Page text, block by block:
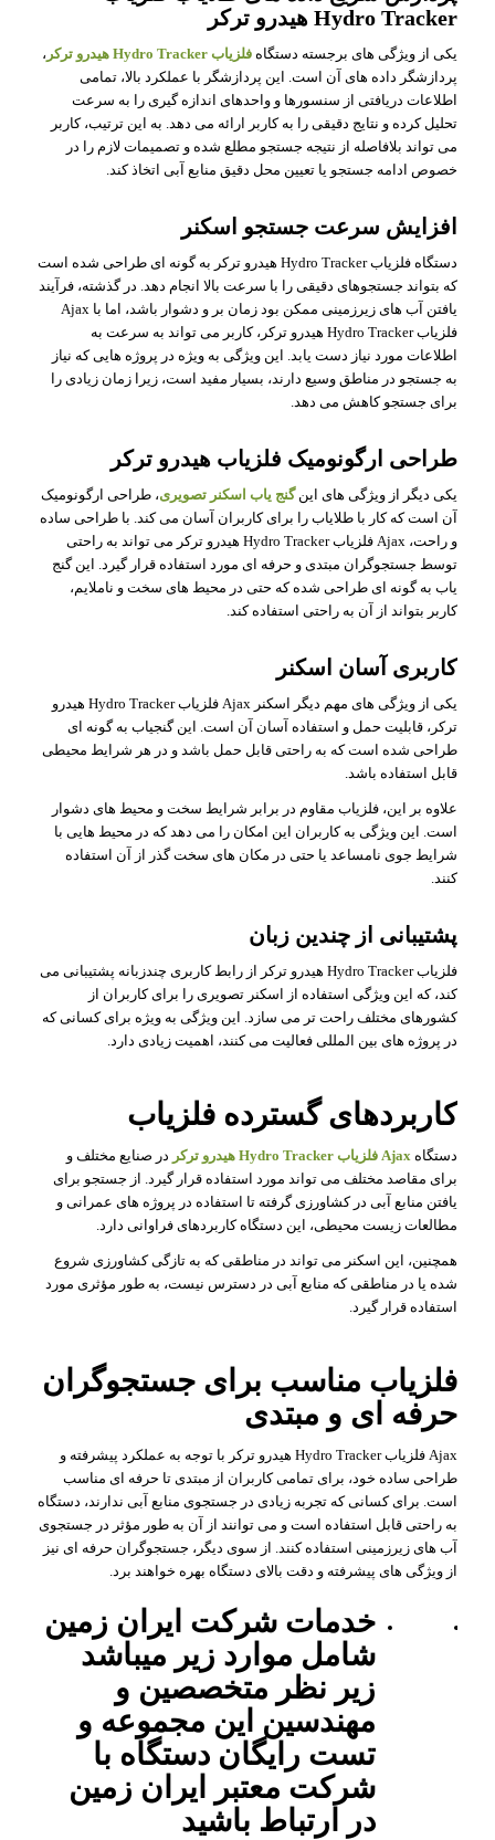
Hydro Tracker هیدرو ترکر
یکی از ویژگی های برجسته دستگاه فلزیاب Hydro Tracker هیدرو ترکر
،
پردازشگر داده های آن است. این پردازشگر با عملکرد بالا، تمامی
اطلاعات دریافتی از سنسورها و واحدهای اندازه گیری را به سرعت
تحلیل کرده و نتایج دقیقی را به کاربر ارائه می دهد. به این ترتیب، کاربر
می تواند بلافاصله از نتیجه جستجو مطلع شده و تصمیمات لازم را در
خصوص ادامه جستجو یا تعیین محل دقیق منابع آبی اتخاذ کند.
افزایش سرعت جستجو اسکنر
دستگاه فلزیاب Hydro Tracker هیدرو ترکر به گونه ای طراحی شده است
که بتواند جستجوهای دقیقی را با سرعت بالا انجام دهد. در گذشته، فرآیند
یافتن آب های زیرزمینی ممکن بود زمان بر و دشوار باشد، اما با Ajax
فلزیاب Hydro Tracker هیدرو ترکر، کاربر می تواند به سرعت به
اطلاعات مورد نیاز دست یابد. این ویژگی به ویژه در پروژه هایی که نیاز
به جستجو در مناطق وسیع دارند، بسیار مفید است، زیرا زمان زیادی را
برای جستجو کاهش می دهد.
طراحی ارگونومیک فلزیاب هیدرو ترکر
یکی دیگر از ویژگی های اینگنج یاب اسکنر تصویری، طراحی ارگونومیک
آن است که کار با طلایاب را برای کاربران آسان می کند. با طراحی ساده
و راحت، Ajax فلزیاب Hydro Tracker هیدرو ترکر می تواند به راحتی
توسط جستجوگران مبتدی و حرفه ای مورد استفاده قرار گیرد. این گنج
یاب به گونه ای طراحی شده که حتی در محیط های سخت و ناملایم،
کاربر بتواند از آن به راحتی استفاده کند.
کاربری آسان اسکنر
یکی از ویژگی های مهم دیگر اسکنر Ajax فلزیاب Hydro Tracker هیدرو
ترکر، قابلیت حمل و استفاده آسان آن است. این گنجیاب به گونه ای
طراحی شده است که به راحتی قابل حمل باشد و در هر شرایط محیطی
قابل استفاده باشد.
علاوه بر این، فلزیاب مقاوم در برابر شرایط سخت و محیط های دشوار
است. این ویژگی به کاربران این امکان را می دهد که در محیط هایی با
شرایط جوی نامساعد یا حتی در مکان های سخت گذر از آن استفاده
کنند.
پشتیبانی از چندین زبان
فلزیاب Hydro Tracker هیدرو ترکر از رابط کاربری چندزبانه پشتیبانی می
کند، که این ویژگی استفاده از اسکنر تصویری را برای کاربران از
کشورهای مختلف راحت تر می سازد. این ویژگی به ویژه برای کسانی که
در پروژه های بین المللی فعالیت می کنند، اهمیت زیادی دارد.
کاربردهای گسترده فلزیاب
دستگاه Ajax فلزیاب Hydro Tracker هیدرو ترکر
در صنایع مختلف و
برای مقاصد مختلف می تواند مورد استفاده قرار گیرد. از جستجو برای
یافتن منابع آبی در کشاورزی گرفته تا استفاده در پروژه های عمرانی و
مطالعات زیست محیطی، این دستگاه کاربردهای فراوانی دارد.
همچنین، این اسکنر می تواند در مناطقی که به تازگی کشاورزی شروع
شده یا در مناطقی که منابع آبی در دسترس نیست، به طور مؤثری مورد
استفاده قرار گیرد.
فلزیاب مناسب برای جستجوگران
حرفه ای و مبتدی
Ajax فلزیاب Hydro Tracker هیدرو ترکر با توجه به عملکرد پیشرفته و
طراحی ساده خود، برای تمامی کاربران از مبتدی تا حرفه ای مناسب
است. برای کسانی که تجربه زیادی در جستجوی منابع آبی ندارند، دستگاه
به راحتی قابل استفاده است و می توانند از آن به طور مؤثر در جستجوی
آب های زیرزمینی استفاده کنند. از سوی دیگر، جستجوگران حرفه ای نیز
از ویژگی های پیشرفته و دقت بالای دستگاه بهره خواهند برد.
خدمات شرکت ایران زمین
شامل موارد زیر میباشد
زیر نظر متخصصین و
مهندسین این مجموعه و
تست رایگان دستگاه با
شرکت معتبر ایران زمین
در ارتباط باشید